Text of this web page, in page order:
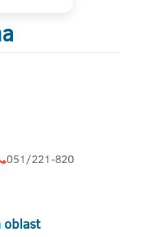
051/221-820
oblast